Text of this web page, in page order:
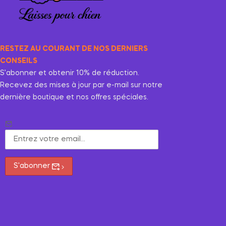
RESTEZ AU COURANT DE NOS DERNIERS
CONSEILS
S’abonner et obtenir 10% de réduction.
Recevez des mises à jour par e-mail sur notre
dernière boutique et nos offres spéciales.
S'abonner